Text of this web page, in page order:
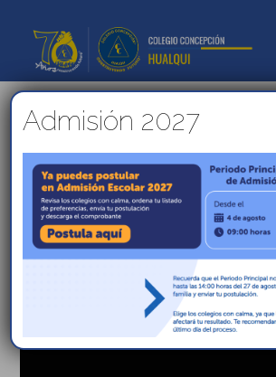
Resultados de
Escolar 2023
https://
Admisión 2027